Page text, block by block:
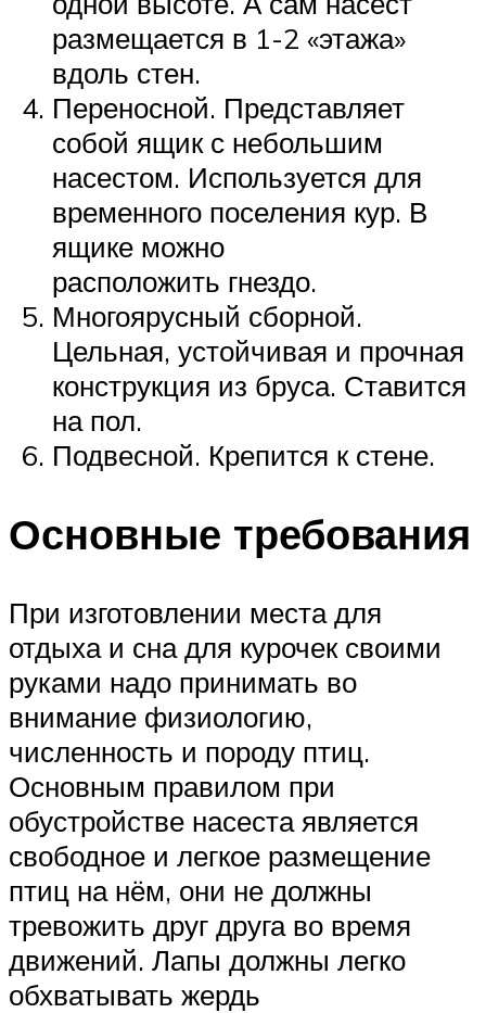
размещается в 1-2 «этажа»
вдоль стен.
Переносной. Представляет
собой ящик с небольшим
насестом. Используется для
временного поселения кур. В
ящике можно
расположить гнездо.
Многоярусный сборной.
Цельная, устойчивая и прочная
конструкция из бруса. Ставится
на пол.
Подвесной. Крепится к стене.
Основные требования
При изготовлении места для
отдыха и сна для курочек своими
руками надо принимать во
внимание физиологию,
численность и породу птиц.
Основным правилом при
обустройстве насеста является
свободное и легкое размещение
птиц на нём, они не должны
тревожить друг друга во время
движений. Лапы должны легко
обхватывать жердь